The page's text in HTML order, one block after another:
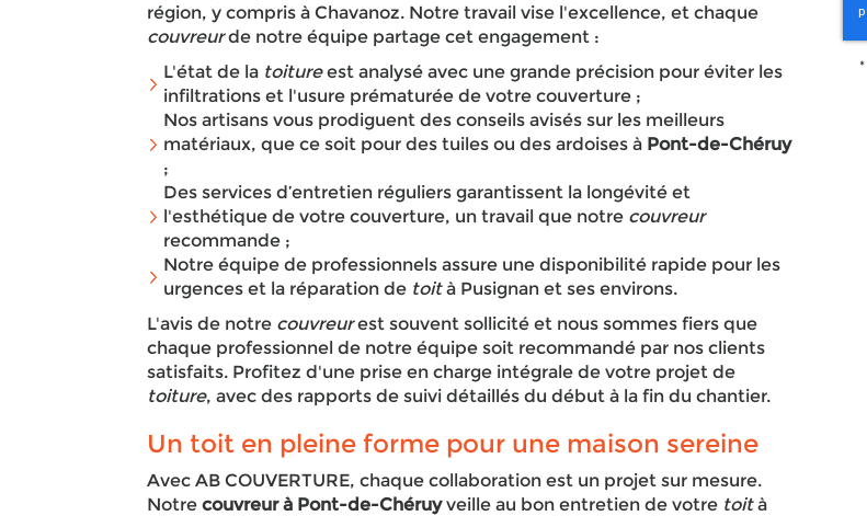
région, y compris à Chavanoz. Notre travail vise l'excellence, et chaque
couvreurde notre équipe partage cet engagement :
L'état de la toitureest analysé avec une grande précision pour éviter les
infiltrations et l'usure prématurée de votre couverture ;
Nos artisans vous prodiguent des conseils avisés sur les meilleurs
matériaux, que ce soit pour des tuiles ou des ardoises à Pont-de-Chéruy
;
Des services d’entretien réguliers garantissent la longévité et
l'esthétique de votre couverture, un travail que notre couvreur
recommande ;
Notre équipe de professionnels assure une disponibilité rapide pour les
urgences et la réparation de toità Pusignan et ses environs.
L'avis de notre couvreurest souvent sollicité et nous sommes fiers que
chaque professionnel de notre équipe soit recommandé par nos clients
satisfaits. Profitez d'une prise en charge intégrale de votre projet de
toiture, avec des rapports de suivi détaillés du début à la fin du chantier.
Un toit en pleine forme pour une maison sereine
Avec AB COUVERTURE, chaque collaboration est un projet sur mesure.
Notrecouvreur à Pont-de-Chéruyveille au bon entretien de votre toità
*